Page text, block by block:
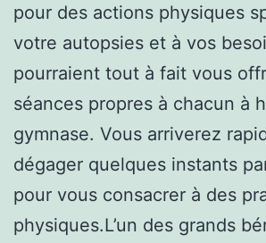
pour des actions physiques
votre autopsies et à vos
pourraient tout à fait vous
séances propres à chacun à
gymnase. Vous arriverez
dégager quelques instants
pour vous consacrer à des
physiques.L’un des grands